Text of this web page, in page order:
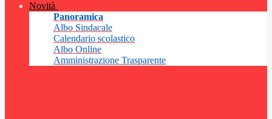
Novità
Panoramica
Albo Sindacale
Calendario scolastico
Albo Online
Amministrazione Trasparente